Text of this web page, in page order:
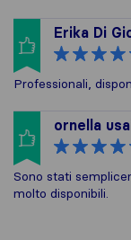
Erika Di
Professionali,
ornella
Sono stati
molto disponibili.